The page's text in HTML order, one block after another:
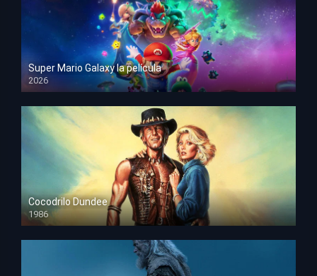
Super Mario Galaxy la película
2026
HD 1080p
Cocodrilo Dundee
1986
HD 1080p